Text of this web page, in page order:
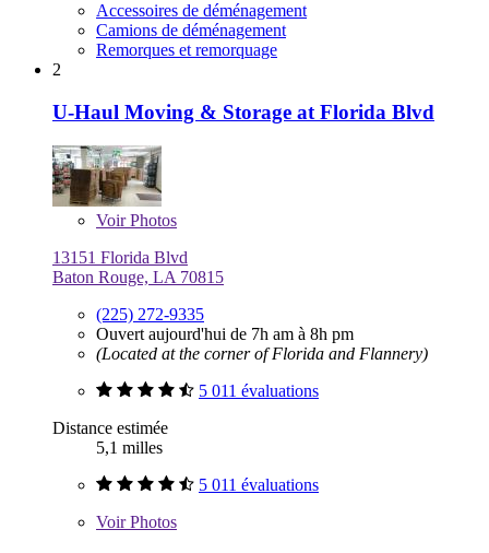
Accessoires de déménagement
Camions de déménagement
Remorques et remorquage
2
U-Haul Moving & Storage at Florida Blvd
VoirPhotos
13151 Florida Blvd
Baton Rouge, LA 70815
(225) 272-9335
Ouvert aujourd'hui de 7h am à 8h pm
(Located at the corner of Florida and Flannery)
5 011 évaluations
Distance estimée
5,1 milles
5 011 évaluations
VoirPhotos